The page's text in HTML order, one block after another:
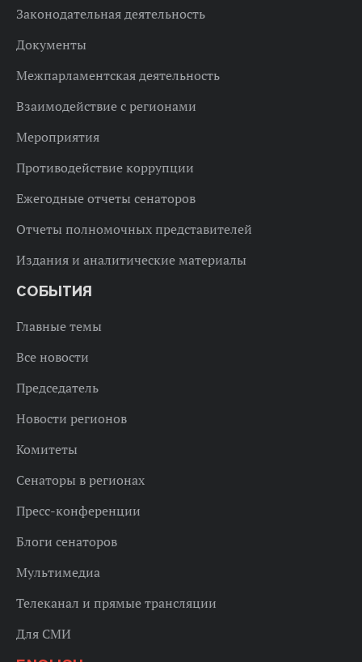
Законодательная деятельность
Документы
Межпарламентская деятельность
Взаимодействие с регионами
Мероприятия
Противодействие коррупции
Ежегодные отчеты сенаторов
Отчеты полномочных представителей
Издания и аналитические материалы
СОБЫТИЯ
Главные темы
Все новости
Председатель
Новости регионов
Комитеты
Сенаторы в регионах
Пресс-конференции
Блоги сенаторов
Мультимедиа
Телеканал и прямые трансляции
Для СМИ